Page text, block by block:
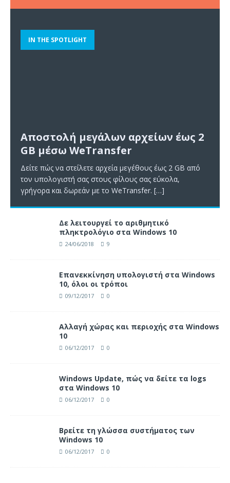
IN THE SPOTLIGHT
Αποστολή μεγάλων αρχείων έως 2
GB μέσω WeTransfer
Δείτε πώς να στείλετε αρχεία μεγέθους έως 2 GB από
τον υπολογιστή σας στους φίλους σας εύκολα,
γρήγορα και δωρεάν με το WeTransfer. […]
Δε λειτουργεί το αριθμητικό
πληκτρολόγιο στα Windows 10
24/06/2018 9
Επανεκκίνηση υπολογιστή στα Windows
10, όλοι οι τρόποι
09/12/2017 0
Αλλαγή χώρας και περιοχής στα Windows
10
06/12/2017 0
Windows Update, πώς να δείτε τα logs
στα Windows 10
06/12/2017 0
Βρείτε τη γλώσσα συστήματος των
Windows 10
06/12/2017 0